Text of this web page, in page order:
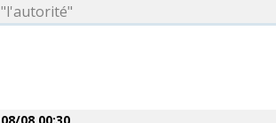
"l'autorité"